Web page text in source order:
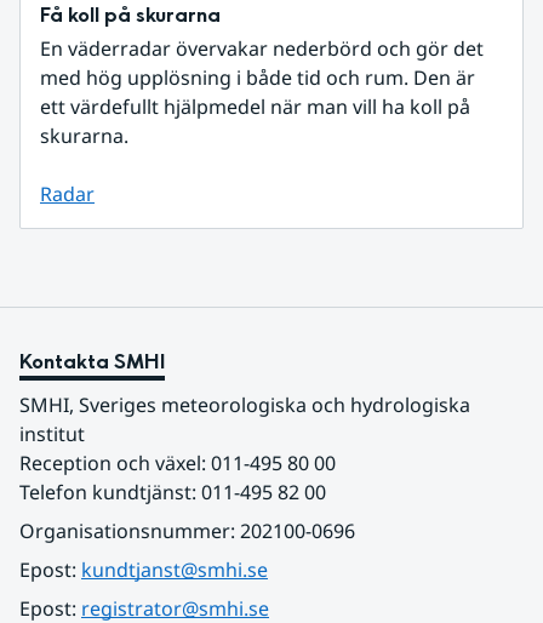
Få koll på skurarna
En väderradar övervakar nederbörd och gör det
med hög upplösning i både tid och rum. Den är
ett värdefullt hjälpmedel när man vill ha koll på
skurarna.
Radar
Kontakta SMHI
SMHI, Sveriges meteorologiska och hydrologiska
institut
Reception och växel: 011-495 80 00
Telefon kundtjänst: 011-495 82 00
Organisationsnummer: 202100-0696
Epost: kundtjanst@smhi.se
Epost: registrator@smhi.se